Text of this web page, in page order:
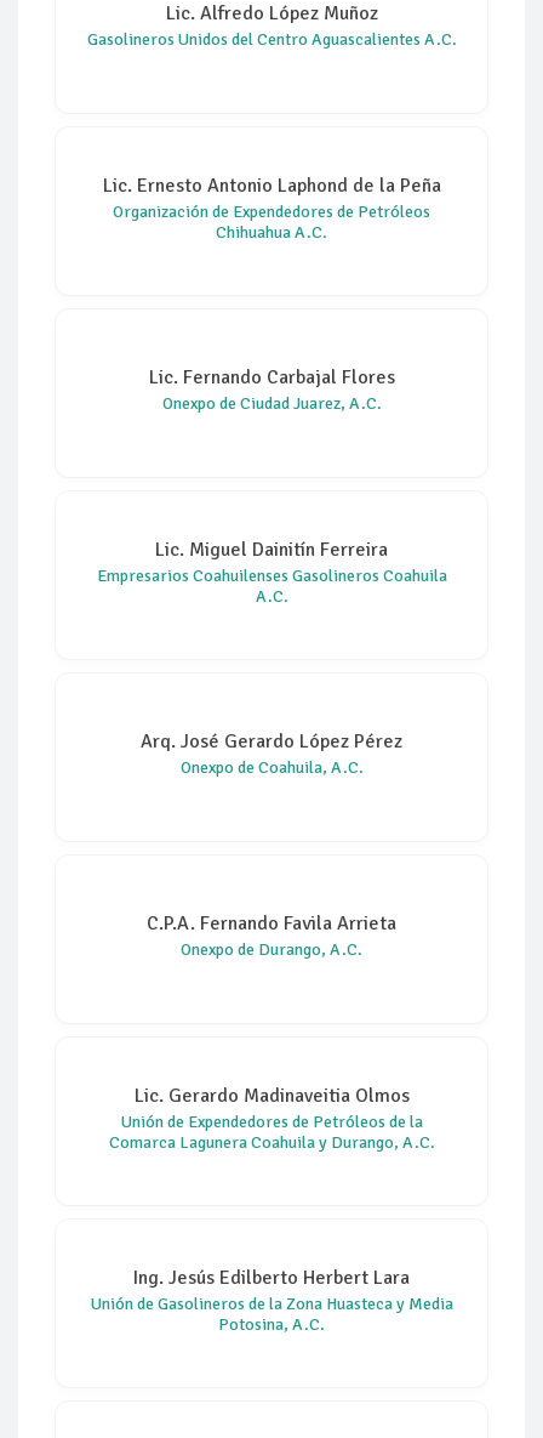
Lic. Alfredo López Muñoz
Gasolineros Unidos del Centro Aguascalientes A.C.
Lic. Ernesto Antonio Laphond de la Peña
Organización de Expendedores de Petróleos
Chihuahua A.C.
Lic. Fernando Carbajal Flores
Onexpo de Ciudad Juarez, A.C.
Lic. Miguel Dainitín Ferreira
Empresarios Coahuilenses Gasolineros Coahuila
A.C.
Arq. José Gerardo López Pérez
Onexpo de Coahuila, A.C.
C.P.A. Fernando Favila Arrieta
Onexpo de Durango, A.C.
Lic. Gerardo Madinaveitia Olmos
Unión de Expendedores de Petróleos de la
Comarca Lagunera Coahuila y Durango, A.C.
Ing. Jesús Edilberto Herbert Lara
Unión de Gasolineros de la Zona Huasteca y Media
Potosina, A.C.